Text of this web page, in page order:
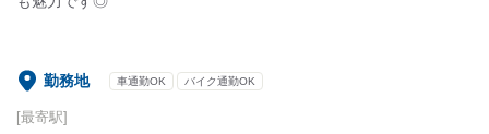
勤務地 車通勤OK バイク通勤OK
[最寄駅]